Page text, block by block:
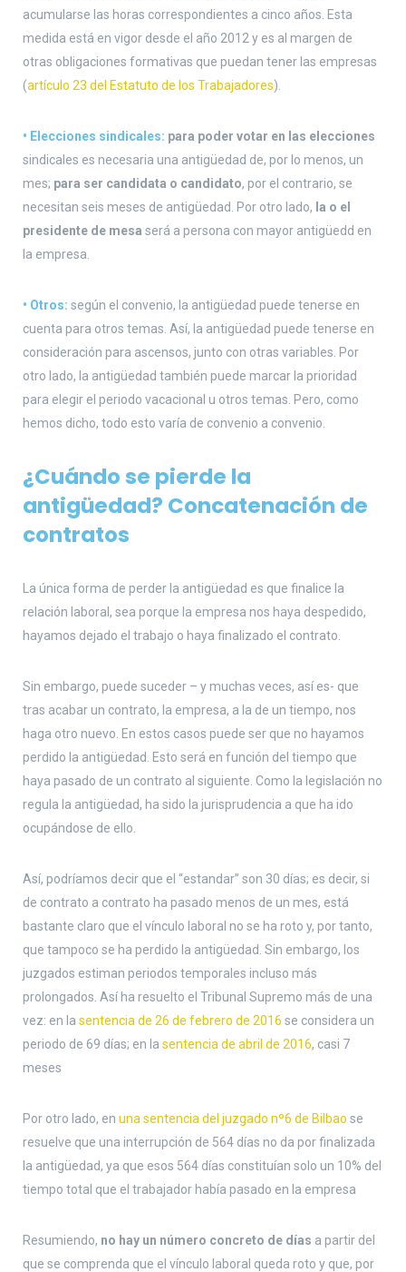
acumularse las horas correspondientes a cinco años. Esta
medida está en vigor desde el año 2012 y es al margen de
otras obligaciones formativas que puedan tener las empresas
(artículo 23 del Estatuto de los Trabajadores).
• Elecciones sindicales: para poder votar en las elecciones
sindicales es necesaria una antigüedad de, por lo menos, un
mes; para ser candidata o candidato, por el contrario, se
necesitan seis meses de antigüedad. Por otro lado, la o el
presidente de mesa será a persona con mayor antigüedd en
la empresa.
• Otros: según el convenio, la antigüedad puede tenerse en
cuenta para otros temas. Así, la antigüedad puede tenerse en
consideración para ascensos, junto con otras variables. Por
otro lado, la antigüedad también puede marcar la prioridad
para elegir el periodo vacacional u otros temas. Pero, como
hemos dicho, todo esto varía de convenio a convenio.
¿Cuándo se pierde la
antigüedad? Concatenación de
contratos
La única forma de perder la antigüedad es que finalice la
relación laboral, sea porque la empresa nos haya despedido,
hayamos dejado el trabajo o haya finalizado el contrato.
Sin embargo, puede suceder – y muchas veces, así es- que
tras acabar un contrato, la empresa, a la de un tiempo, nos
haga otro nuevo. En estos casos puede ser que no hayamos
perdido la antigüedad. Esto será en función del tiempo que
haya pasado de un contrato al siguiente. Como la legislación no
regula la antigüedad, ha sido la jurisprudencia a que ha ido
ocupándose de ello.
Así, podríamos decir que el “estandar” son 30 días; es decir, si
de contrato a contrato ha pasado menos de un mes, está
bastante claro que el vínculo laboral no se ha roto y, por tanto,
que tampoco se ha perdido la antigüedad. Sin embargo, los
juzgados estiman periodos temporales incluso más
prolongados. Así ha resuelto el Tribunal Supremo más de una
vez: en la sentencia de 26 de febrero de 2016 se considera un
periodo de 69 días; en la sentencia de abril de 2016, casi 7
meses
Por otro lado, en una sentencia del juzgado nº6 de Bilbao se
resuelve que una interrupción de 564 días no da por finalizada
la antigüedad, ya que esos 564 días constituían solo un 10% del
tiempo total que el trabajador había pasado en la empresa
Resumiendo, no hay un número concreto de días a partir del
que se comprenda que el vínculo laboral queda roto y que, por